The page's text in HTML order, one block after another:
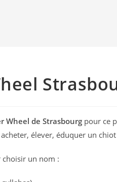
Wheel de Strasbourg pour ce
acheter, élever, éduquer un
choisir un nom :